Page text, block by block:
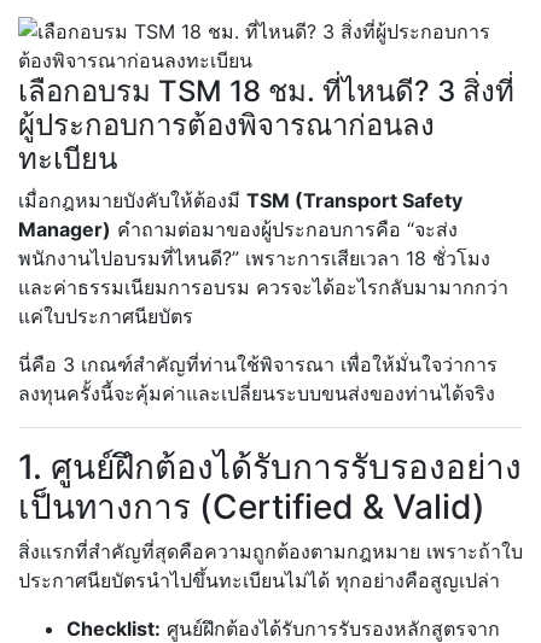
เลือกอบรม TSM 18 ชม. ที่ไหนดี? 3 สิ่งที่
ผู้ประกอบการต้องพิจารณาก่อนลง
ทะเบียน
เมื่อกฎหมายบังคับให้ต้องมี TSM (Transport Safety
Manager) คำถามต่อมาของผู้ประกอบการคือ “จะส่ง
พนักงานไปอบรมที่ไหนดี?” เพราะการเสียเวลา 18 ชั่วโมง
และค่าธรรมเนียมการอบรม ควรจะได้อะไรกลับมามากกว่า
แค่ใบประกาศนียบัตร
นี่คือ 3 เกณฑ์สำคัญที่ท่านใช้พิจารณา เพื่อให้มั่นใจว่าการ
ลงทุนครั้งนี้จะคุ้มค่าและเปลี่ยนระบบขนส่งของท่านได้จริง
1. ศูนย์ฝึกต้องได้รับการรับรองอย่าง
เป็นทางการ (Certified & Valid)
สิ่งแรกที่สำคัญที่สุดคือความถูกต้องตามกฎหมาย เพราะถ้าใบ
ประกาศนียบัตรนำไปขึ้นทะเบียนไม่ได้ ทุกอย่างคือสูญเปล่า
Checklist: ศูนย์ฝึกต้องได้รับการรับรองหลักสูตรจาก